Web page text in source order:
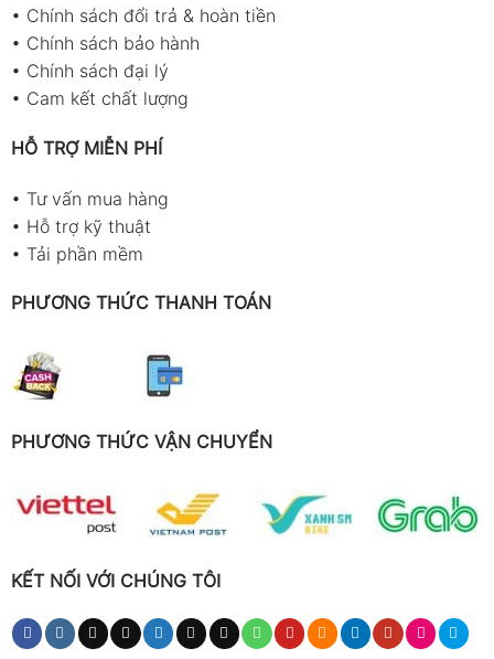
• Chính sách đổi trả & hoàn tiền
• Chính sách bảo hành
• Chính sách đại lý
• Cam kết chất lượng
HỖ TRỢ MIỄN PHÍ
• Tư vấn mua hàng
• Hỗ trợ kỹ thuật
• Tải phần mềm
PHƯƠNG THỨC THANH TOÁN
PHƯƠNG THỨC VẬN CHUYỂN
KẾT NỐI VỚI CHÚNG TÔI